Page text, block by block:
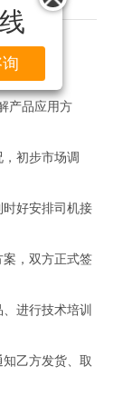
产品应用方
初步市场调
好安排司机接
，双方正式签
进行技术培训
乙方发货、取